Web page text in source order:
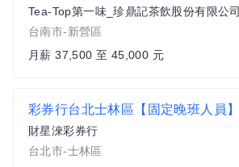
Tea-Top第一味_珍鼎記茶飲股份有限公司
台南市-新營區
月薪 37,500 至 45,000 元
財星淶彩券行
台北市-士林區